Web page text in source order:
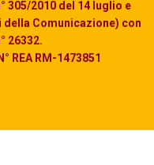
305/2010 del 14 luglio e
della Comunicazione) con
26332.
REA RM-1473851